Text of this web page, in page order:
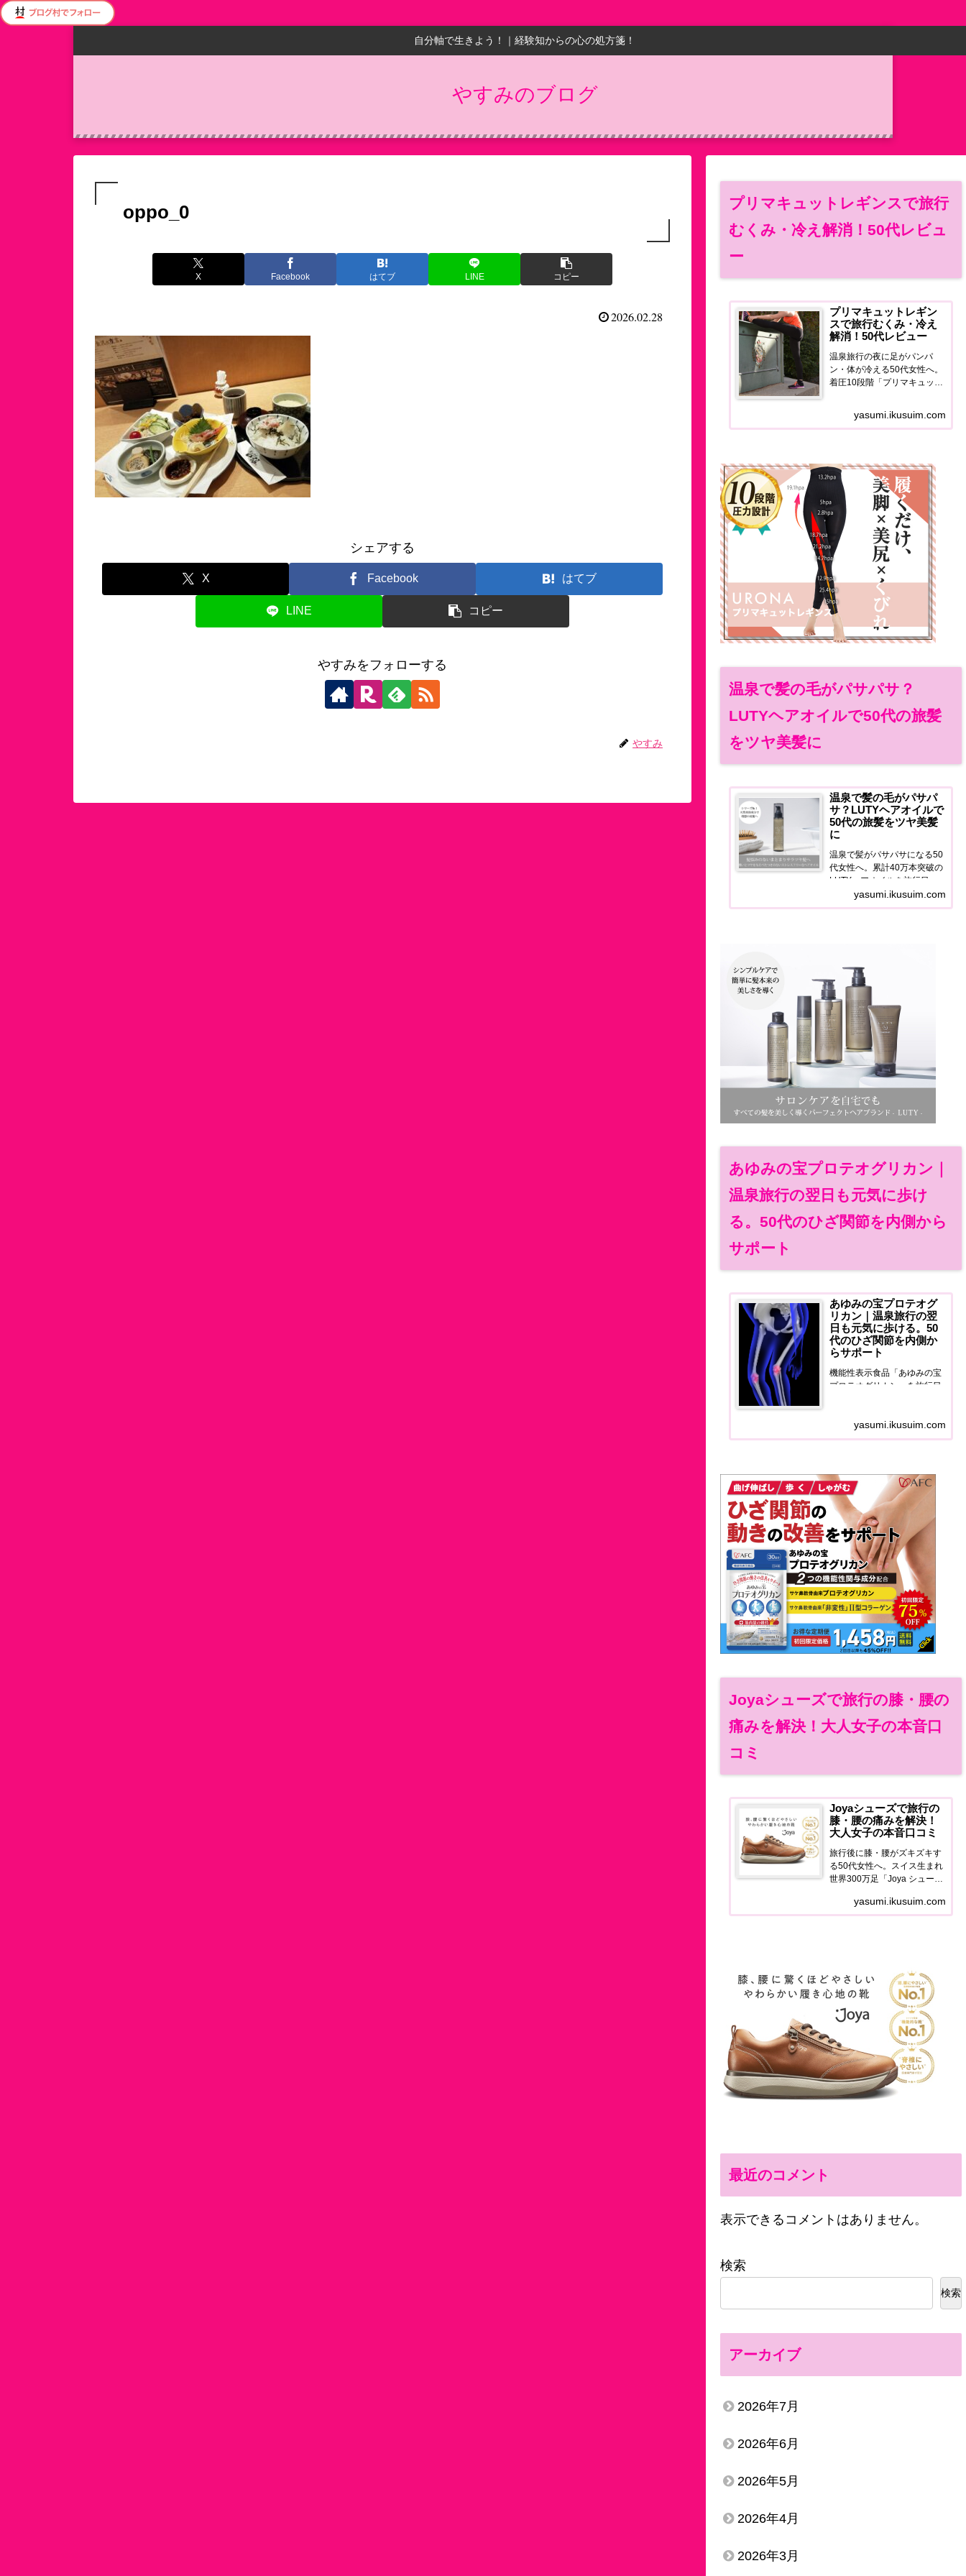
自分軸で生きよう！｜経験知からの心の処方箋！
やすみのブログ
oppo_0
X Facebook はてブ LINE コピー
2026.02.28
シェアする
X Facebook はてブ
LINE コピー
やすみをフォローする
やすみ
プリマキュットレギンスで旅行
むくみ・冷え解消！50代レビュ
ー
プリマキュットレギン
スで旅行むくみ・冷え
解消！50代レビュー
温泉旅行の夜に足がパンパ
ン・体が冷える50代女性へ。
着圧10段階「プリマキュット
の足の軽さが全然違います。
yasumi.ikusuim.com
温泉で髪の毛がパサパサ？
LUTYヘアオイルで50代の旅髪
をツヤ美髪に
温泉で髪の毛がパサパ
サ？LUTYヘアオイルで
50代の旅髪をツヤ美髪
に
温泉で髪がパサパサになる50
代女性へ。累計40万本突破の
LUTYヘアオイルを旅行目線
で正直レビュー。泉質ダメー
ジ・宿のドライヤー問題を解
yasumi.ikusuim.com
あゆみの宝プロテオグリカン｜
温泉旅行の翌日も元気に歩け
る。50代のひざ関節を内側から
サポート
あゆみの宝プロテオグ
リカン｜温泉旅行の翌
日も元気に歩ける。50
代のひざ関節を内側か
らサポート
機能性表示食品「あゆみの宝
プロテオグリカン」を旅行目
へ、ひざ関節と筋肉量をダブ
ルサポートするサプリの正直
ートする。
yasumi.ikusuim.com
Joyaシューズで旅行の膝・腰の
痛みを解決！大人女子の本音口
コミ
Joyaシューズで旅行の
膝・腰の痛みを解決！
大人女子の本音口コミ
旅行後に膝・腰がズキズキす
る50代女性へ。スイス生まれ
世界300万足「Joya シュー
を正直レポート。旅を最後ま
で歩き切れる足元に
yasumi.ikusuim.com
最近のコメント
表示できるコメントはありません。
検索
検索
アーカイブ
2026年7月
2026年6月
2026年5月
2026年4月
2026年3月